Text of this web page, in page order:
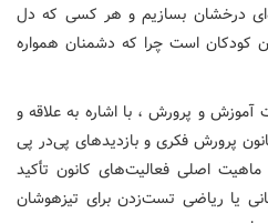
درخشان بسازیم و هر کسی که دل
کودکان است چرا که دشمنان همواره
و پرورش ، با اشاره به علاقه و
پرورش فکری و بازدیدهای پی‌در پی
اصلی فعالیت‌های کانون تأکید
یا ریاضی تست‌زدن برای تیزهوشان